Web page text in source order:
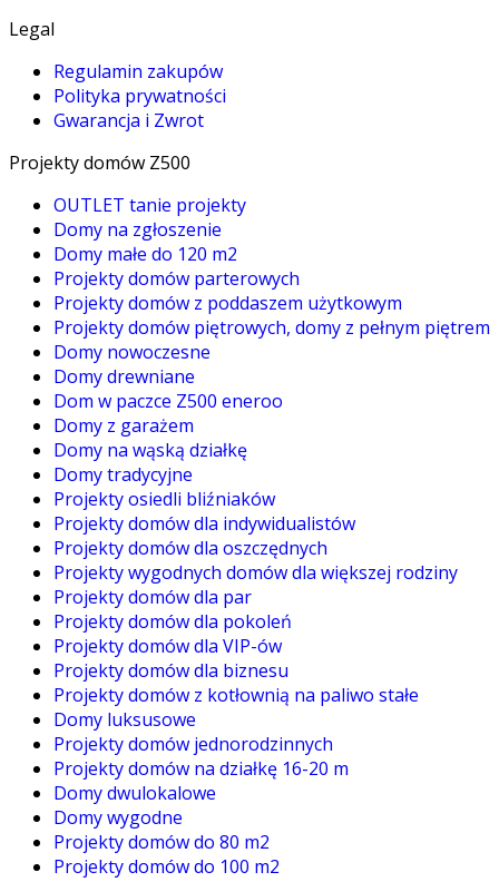
Legal
Regulamin zakupów
Polityka prywatności
Gwarancja i Zwrot
Projekty domów Z500
OUTLET tanie projekty
Domy na zgłoszenie
Domy małe do 120 m2
Projekty domów parterowych
Projekty domów z poddaszem użytkowym
Projekty domów piętrowych, domy z pełnym piętrem
Domy nowoczesne
Domy drewniane
Dom w paczce Z500 eneroo
Domy z garażem
Domy na wąską działkę
Domy tradycyjne
Projekty osiedli bliźniaków
Projekty domów dla indywidualistów
Projekty domów dla oszczędnych
Projekty wygodnych domów dla większej rodziny
Projekty domów dla par
Projekty domów dla pokoleń
Projekty domów dla VIP-ów
Projekty domów dla biznesu
Projekty domów z kotłownią na paliwo stałe
Domy luksusowe
Projekty domów jednorodzinnych
Projekty domów na działkę 16-20 m
Domy dwulokalowe
Domy wygodne
Projekty domów do 80 m2
Projekty domów do 100 m2